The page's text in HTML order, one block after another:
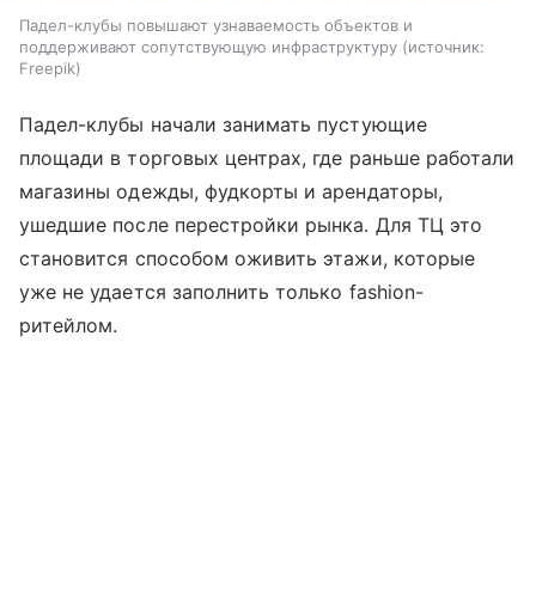
Падел-клубы повышают узнаваемость объектов и
поддерживают сопутствующую инфраструктуру
источник:
Freepik
Падел-клубы начали занимать пустующие
площади в торговых центрах, где раньше работали
магазины одежды, фудкорты и арендаторы,
ушедшие после перестройки рынка. Для ТЦ это
становится способом оживить этажи, которые
уже не удается заполнить только fashion-
ритейлом.